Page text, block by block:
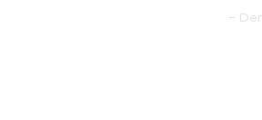
-